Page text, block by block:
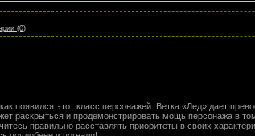
(0)
появился этот класс персонажей. Ветка «Лед» дает
раскрыться и продемонстрировать мощь персонажа в
правильно расставлять приоритеты в своих